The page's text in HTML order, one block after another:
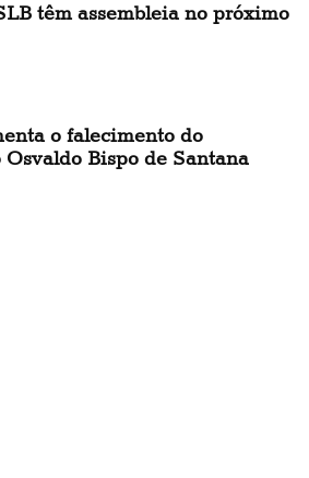
têm assembleia no próximo
o falecimento do
Bispo de Santana